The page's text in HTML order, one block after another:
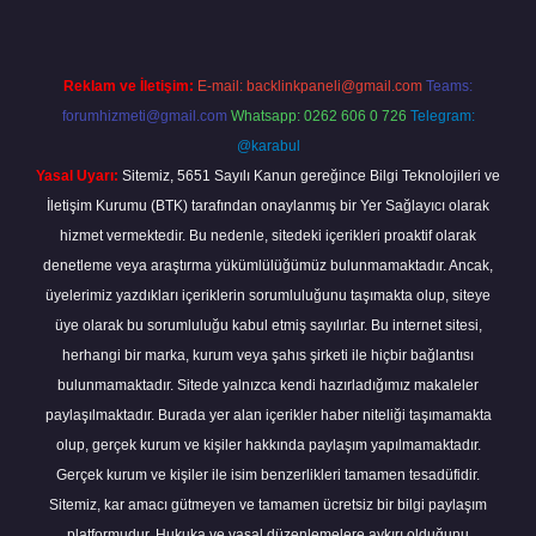
Reklam ve İletişim: E-mail: backlinkpaneli@gmail.com Teams:
forumhizmeti@gmail.com Whatsapp: 0262 606 0 726 Telegram:
@karabul
Yasal Uyarı: Sitemiz, 5651 Sayılı Kanun gereğince Bilgi Teknolojileri ve
İletişim Kurumu (BTK) tarafından onaylanmış bir Yer Sağlayıcı olarak
hizmet vermektedir. Bu nedenle, sitedeki içerikleri proaktif olarak
denetleme veya araştırma yükümlülüğümüz bulunmamaktadır. Ancak,
üyelerimiz yazdıkları içeriklerin sorumluluğunu taşımakta olup, siteye
üye olarak bu sorumluluğu kabul etmiş sayılırlar. Bu internet sitesi,
herhangi bir marka, kurum veya şahıs şirketi ile hiçbir bağlantısı
bulunmamaktadır. Sitede yalnızca kendi hazırladığımız makaleler
paylaşılmaktadır. Burada yer alan içerikler haber niteliği taşımamakta
olup, gerçek kurum ve kişiler hakkında paylaşım yapılmamaktadır.
Gerçek kurum ve kişiler ile isim benzerlikleri tamamen tesadüfidir.
Sitemiz, kar amacı gütmeyen ve tamamen ücretsiz bir bilgi paylaşım